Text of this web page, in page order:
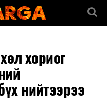
хориог
нийтээрээ